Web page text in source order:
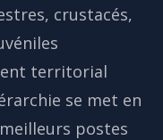
crustacés,
territorial
se met en
postes